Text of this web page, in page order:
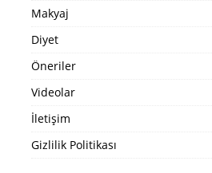
Makyaj
Diyet
Öneriler
Videolar
İletişim
Gizlilik Politikası